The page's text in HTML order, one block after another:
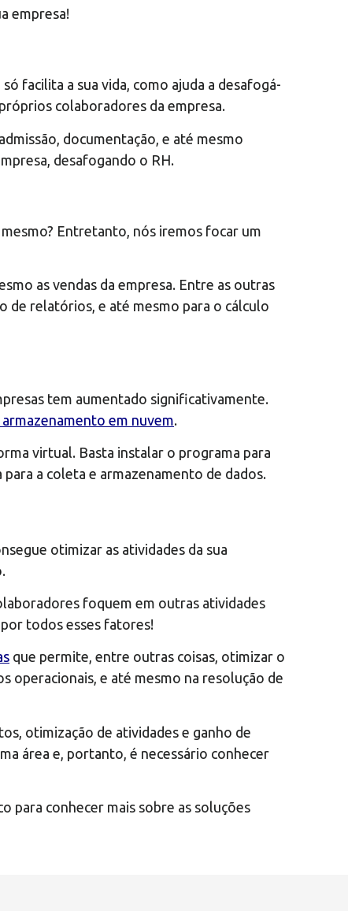
empresa!
facilita a sua vida, como ajuda a desafogá-
colaboradores da empresa.
documentação, e até mesmo
desafogando o RH.
Entretanto, nós iremos focar um
as vendas da empresa. Entre as outras
de relatórios, e até mesmo para o cálculo
tem aumentado significativamente.
armazenamento em nuvem.
virtual. Basta instalar o programa para
a coleta e armazenamento de dados.
otimizar as atividades da sua
foquem em outras atividades
todos esses fatores!
que permite, entre outras coisas, otimizar o
operacionais, e até mesmo na resolução de
otimização de atividades e ganho de
área e, portanto, é necessário conhecer
para conhecer mais sobre as soluções